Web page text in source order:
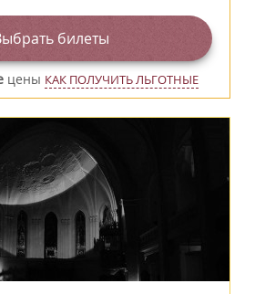
билеты
цены КАК ПОЛУЧИТЬ ЛЬГОТНЫЕ